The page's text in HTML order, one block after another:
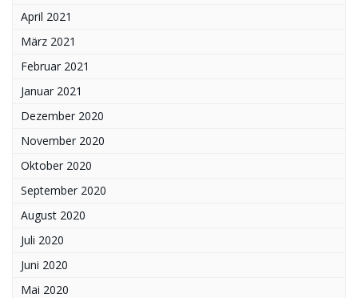
April 2021
März 2021
Februar 2021
Januar 2021
Dezember 2020
November 2020
Oktober 2020
September 2020
August 2020
Juli 2020
Juni 2020
Mai 2020